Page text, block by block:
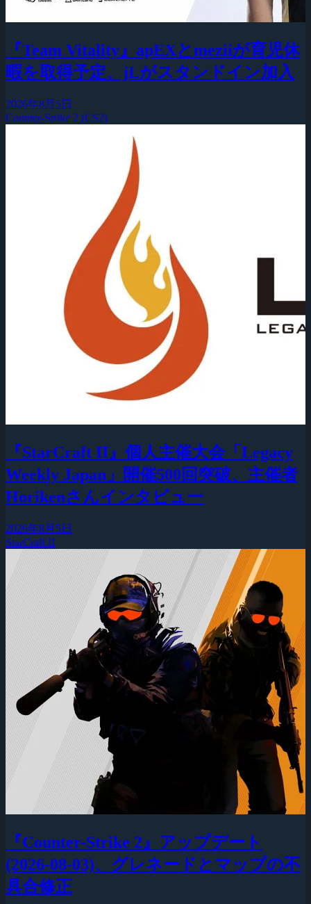
『Team Vitality』apEXとmeziiが育児休
暇を取得予定、jLがスタンドイン加入
2026年8月5日
Counter-Strike 2 (CS2)
『StarCraft II』個人主催大会「Legacy
Weekly Japan」開催500回突破、主催者
Horikenさんインタビュー
2026年8月5日
StarCraft II
『Counter-Strike 2』アップデート
(2026-08-03)、グレネードとマップの不
具合修正